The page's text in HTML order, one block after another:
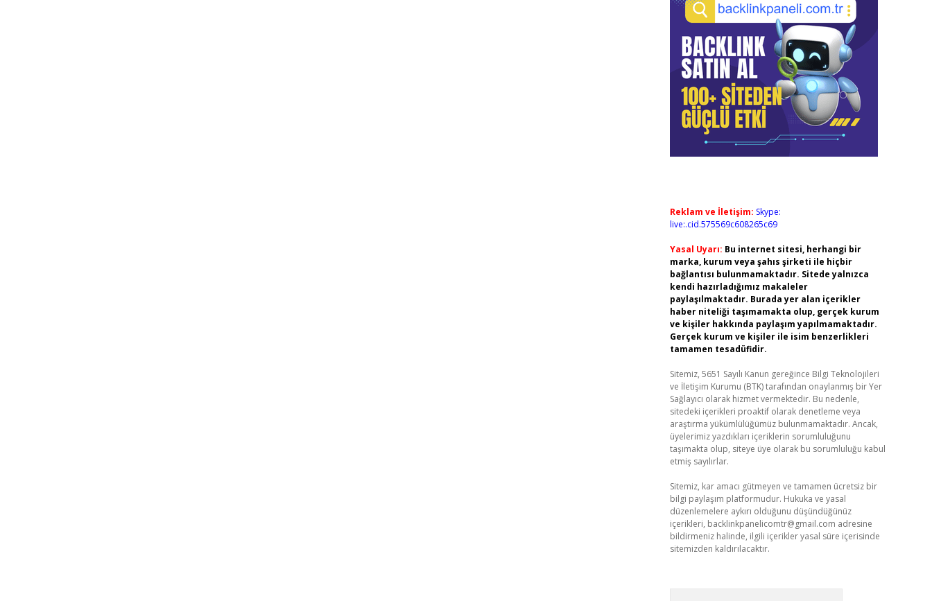
Reklam ve İletişim: Skype:
live:.cid.575569c608265c69
Yasal Uyarı: Bu internet sitesi, herhangi bir
marka, kurum veya şahıs şirketi ile hiçbir
bağlantısı bulunmamaktadır. Sitede yalnızca
kendi hazırladığımız makaleler
paylaşılmaktadır. Burada yer alan içerikler
haber niteliği taşımamakta olup, gerçek kurum
ve kişiler hakkında paylaşım yapılmamaktadır.
Gerçek kurum ve kişiler ile isim benzerlikleri
tamamen tesadüfidir.
Sitemiz, 5651 Sayılı Kanun gereğince Bilgi Teknolojileri
ve İletişim Kurumu (BTK) tarafından onaylanmış bir Yer
Sağlayıcı olarak hizmet vermektedir. Bu nedenle,
sitedeki içerikleri proaktif olarak denetleme veya
araştırma yükümlülüğümüz bulunmamaktadır. Ancak,
üyelerimiz yazdıkları içeriklerin sorumluluğunu
taşımakta olup, siteye üye olarak bu sorumluluğu kabul
etmiş sayılırlar.
Sitemiz, kar amacı gütmeyen ve tamamen ücretsiz bir
bilgi paylaşım platformudur. Hukuka ve yasal
düzenlemelere aykırı olduğunu düşündüğünüz
içerikleri, backlinkpanelicomtr@gmail.com adresine
bildirmeniz halinde, ilgili içerikler yasal süre içerisinde
sitemizden kaldırılacaktır.